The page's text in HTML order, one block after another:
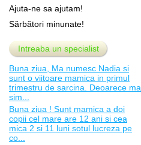
Ajuta-ne sa ajutam!
Sărbători minunate!
Intreaba un specialist
Buna ziua, Ma numesc Nadia si
sunt o viitoare mamica in primul
trimestru de sarcina. Deoarece ma
sim...
Buna ziua ! Sunt mamica a doi
copii cel mare are 12 ani si cea
mica 2 si 11 luni sotul lucreza pe
co...